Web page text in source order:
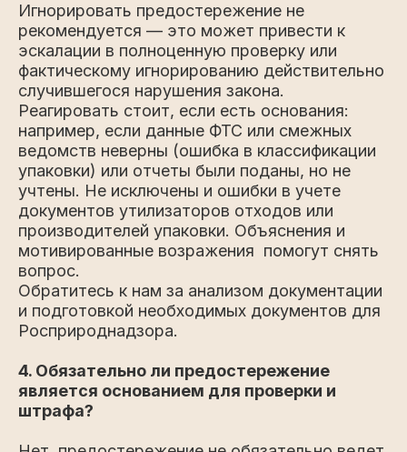
Игнорировать предостережение не
рекомендуется — это может привести к
эскалации в полноценную проверку или
фактическому игнорированию действительно
случившегося нарушения закона.
Реагировать стоит, если есть основания:
например, если данные ФТС или смежных
ведомств неверны (ошибка в классификации
упаковки) или отчеты были поданы, но не
учтены. Не исключены и ошибки в учете
документов утилизаторов отходов или
производителей упаковки. Объяснения и
мотивированные возражения помогут снять
вопрос.
Обратитесь к нам за анализом документации
и подготовкой необходимых документов для
Росприроднадзора.
4. Обязательно ли предостережение
является основанием для проверки и
штрафа?